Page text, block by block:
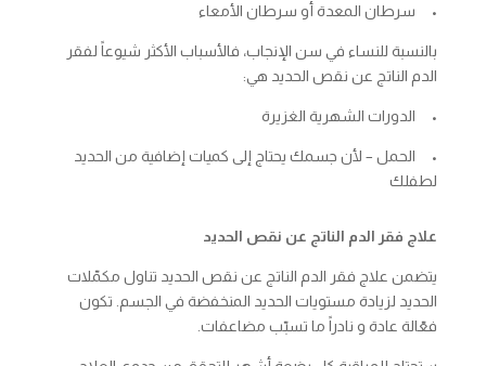
• سرطان المعدة أو سرطان الأمعاء
بالنسبة للنساء في سن الإنجاب، فالأسباب الأكثر شيوعاً لفقر
الدم الناتج عن نقص الحديد هي:
• الدورات الشهرية الغزيرة
• الحمل – لأن جسمك يحتاج إلى كميات إضافية من الحديد
لطفلك
علاج فقر الدم الناتج عن نقص الحديد
يتضمن علاج فقر الدم الناتج عن نقص الحديد تناول مكمّلات
الحديد لزيادة مستويات الحديد المنخفضة في الجسم. تكون
فعّالة عادة و نادراً ما تسبّب مضاعفات.